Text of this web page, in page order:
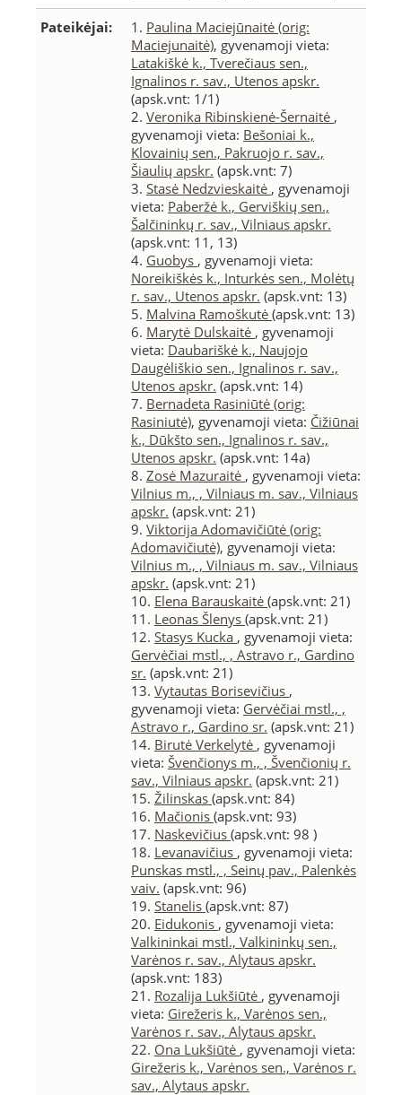
Pateikėjai: 1. Paulina Maciejūnaitė (orig:
Maciejunaitė), gyvenamoji vieta:
Latakiškė k., Tverečiaus sen.,
Ignalinos r. sav., Utenos apskr.
(apsk.vnt: 1/1)
2. Veronika Ribinskienė-Šernaitė ,
gyvenamoji vieta: Bešoniai k.,
Klovainių sen., Pakruojo r. sav.,
Šiaulių apskr. (apsk.vnt: 7)
3. Stasė Nedzvieskaitė , gyvenamoji
vieta: Paberžė k., Gerviškių sen.,
Šalčininkų r. sav., Vilniaus apskr.
(apsk.vnt: 11, 13)
4. Guobys , gyvenamoji vieta:
Noreikiškės k., Inturkės sen., Molėtų
r. sav., Utenos apskr. (apsk.vnt: 13)
5. Malvina Ramoškutė (apsk.vnt: 13)
6. Marytė Dulskaitė , gyvenamoji
vieta: Daubariškė k., Naujojo
Daugėliškio sen., Ignalinos r. sav.,
Utenos apskr. (apsk.vnt: 14)
7. Bernadeta Rasiniūtė (orig:
Rasiniutė), gyvenamoji vieta: Čižiūnai
k., Dūkšto sen., Ignalinos r. sav.,
Utenos apskr. (apsk.vnt: 14a)
8. Zosė Mazuraitė , gyvenamoji vieta:
Vilnius m., , Vilniaus m. sav., Vilniaus
apskr. (apsk.vnt: 21)
9. Viktorija Adomavičiūtė (orig:
Adomavičiutė), gyvenamoji vieta:
Vilnius m., , Vilniaus m. sav., Vilniaus
apskr. (apsk.vnt: 21)
10. Elena Barauskaitė (apsk.vnt: 21)
11. Leonas Šlenys (apsk.vnt: 21)
12. Stasys Kucka , gyvenamoji vieta:
Gervėčiai mstl., , Astravo r., Gardino
sr. (apsk.vnt: 21)
13. Vytautas Borisevičius ,
gyvenamoji vieta: Gervėčiai mstl., ,
Astravo r., Gardino sr. (apsk.vnt: 21)
14. Birutė Verkelytė , gyvenamoji
vieta: Švenčionys m., , Švenčionių r.
sav., Vilniaus apskr. (apsk.vnt: 21)
15. Žilinskas (apsk.vnt: 84)
16. Mačionis (apsk.vnt: 93)
17. Naskevičius (apsk.vnt: 98 )
18. Levanavičius , gyvenamoji vieta:
Punskas mstl., , Seinų pav., Palenkės
vaiv. (apsk.vnt: 96)
19. Stanelis (apsk.vnt: 87)
20. Eidukonis , gyvenamoji vieta:
Valkininkai mstl., Valkininkų sen.,
Varėnos r. sav., Alytaus apskr.
(apsk.vnt: 183)
21. Rozalija Lukšiūtė , gyvenamoji
vieta: Girežeris k., Varėnos sen.,
Varėnos r. sav., Alytaus apskr.
22. Ona Lukšiūtė , gyvenamoji vieta:
Girežeris k., Varėnos sen., Varėnos r.
sav., Alytaus apskr.